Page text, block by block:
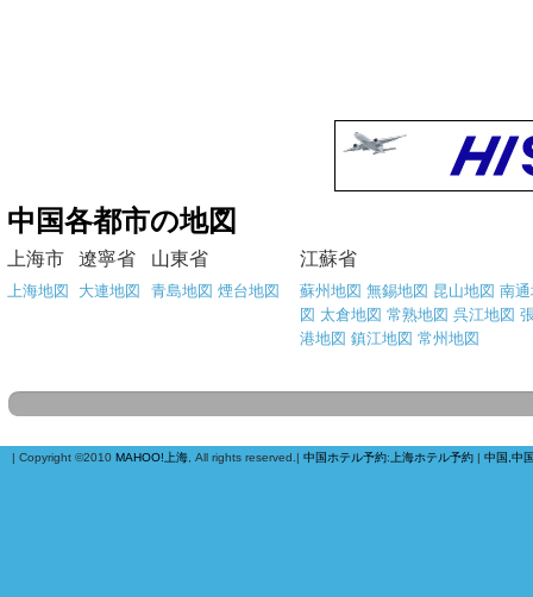
中国各都市の地図
上海市 遼寧省 山東省 江蘇省
上海地図 大連地図 青島地図 煙台地図 蘇州地図 無錫地図 昆山地図 南
図 太倉地図 常熟地図 呉江地図
港地図 鎮江地図 常州地図
| Copyright ©2010 MAHOO!上海 , All rights reserved.| 中国ホテル予約: 上海ホテル予約 | 中国,中